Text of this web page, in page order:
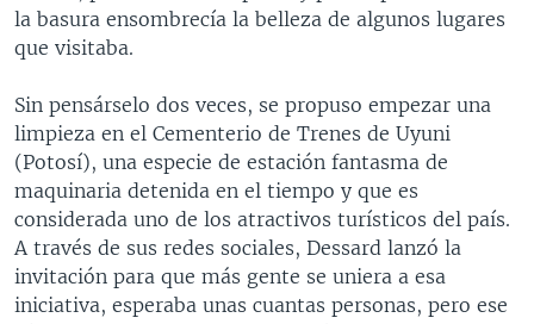
ENTRETENIMIENTO
la basura ensombrecía la belleza de algunos lugares
que visitaba.
Sin pensárselo dos veces, se propuso empezar una
limpieza en el Cementerio de Trenes de Uyuni
(Potosí), una especie de estación fantasma de
maquinaria detenida en el tiempo y que es
considerada uno de los atractivos turísticos del país.
A través de sus redes sociales, Dessard lanzó la
invitación para que más gente se uniera a esa
iniciativa, esperaba unas cuantas personas, pero ese